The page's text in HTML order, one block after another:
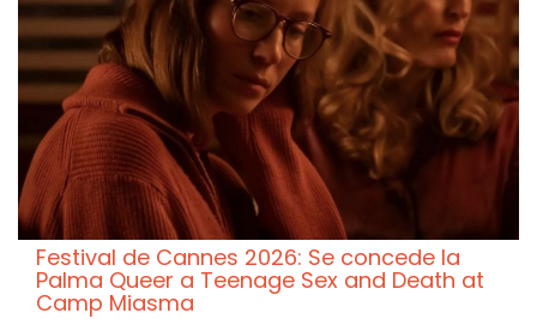
Festival de Cannes 2026: Se concede la
Palma Queer a Teenage Sex and Death at
Camp Miasma